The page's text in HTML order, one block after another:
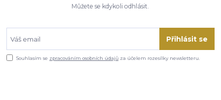
Můžete se kdykoli odhlásit.
Přihlásit se
Souhlasím se zpracováním osobních údajů za účelem rozesílky newsletteru.